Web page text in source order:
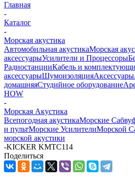
Главная
-
Каталог
-
Морская акустика
Автомобильная акустикаМорская
аксессуарыУсилители и Процессоры
РадиостанцииКабель и
аксессуарыШумоизоляцияАксессуары
домашняяСтудийное оборудование
HOW
-
Морская Акустика
Всепогодная акустикаМорские
и пультМорские УсилителиМорской
морской акустики
-KICKER KMTC114
Поделиться